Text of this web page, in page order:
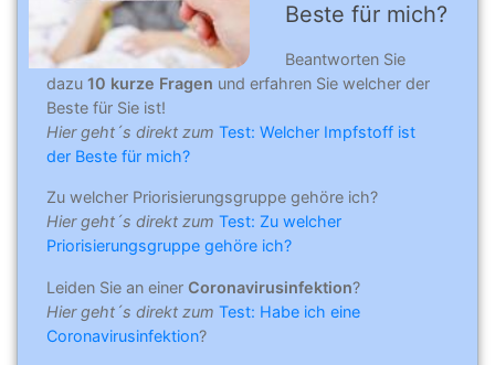
Beste für mich?
Beantworten Sie
dazu 10 kurze Fragen und erfahren Sie welcher der
Beste für Sie ist!
Hier geht´s direkt zum Test: Welcher Impfstoff ist
der Beste für mich?
Zu welcher Priorisierungsgruppe gehöre ich?
Hier geht´s direkt zum Test: Zu welcher
Priorisierungsgruppe gehöre ich?
Leiden Sie an einer Coronavirusinfektion?
Hier geht´s direkt zum Test: Habe ich eine
Coronavirusinfektion?